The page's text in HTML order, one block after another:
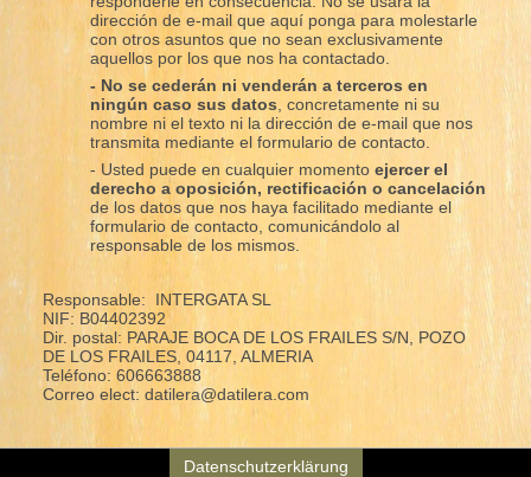
dirección de e-mail que aquí ponga para molestarle
con otros asuntos que no sean exclusivamente
aquellos por los que nos ha contactado.
- No se cederán ni venderán a terceros en
ningún caso sus datos , concretamente ni su
nombre ni el texto ni la dirección de e-mail que nos
transmita mediante el formulario de contacto.
- Usted puede en cualquier momento ejercer el
derecho a oposición, rectificación o cancelación
de los datos que nos haya facilitado mediante el
formulario de contacto, comunicándolo al
responsable de los mismos.
Responsable: INTERGATA SL
NIF: B04402392
Dir. postal: PARAJE BOCA DE LOS FRAILES S/N, POZO
DE LOS FRAILES, 04117, ALMERIA
Teléfono: 606663888
Correo elect: datilera@datilera.com
Datenschutzerklärung